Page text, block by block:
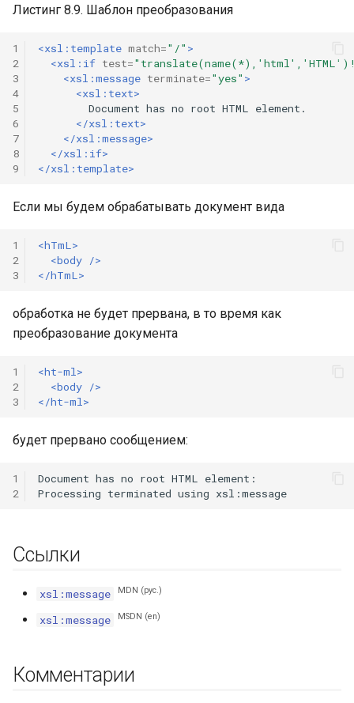
Листинг 8.9. Шаблон преобразования
1
2
3
4
5
6
7
8
9
<xsl:template match="/" >
<xsl:if test=
<xsl:message terminate="yes" >
<xsl:text>
Document has no root HTML
</xsl:text>
</xsl:message>
</xsl:if>
</xsl:template>
Если мы будем обрабатывать документ вида
1
2
3
<hTmL>
<body />
</hTmL>
обработка не будет прервана, в то время как
преобразование документа
1
2
3
<ht-ml>
<body />
</ht-ml>
будет прервано сообщением:
1
2
Document has no root HTML element:
Ссылки
xsl:message MDN (рус.)
xsl:message MSDN (en)
Комментарии